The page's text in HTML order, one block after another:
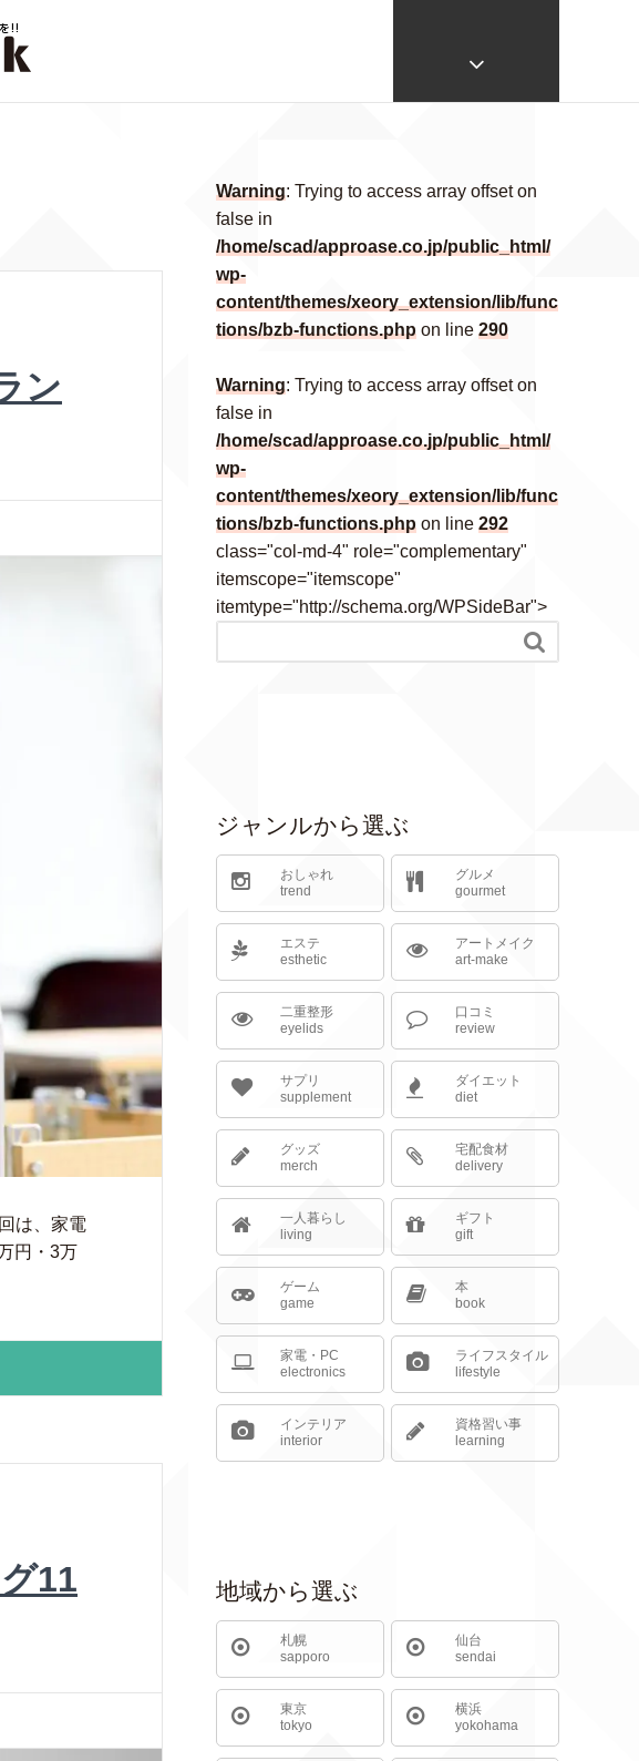
ン
は、家電
円・3万
11
Warning: Trying to access array offset on
false in
/home/scad/approase.co.jp/public_html/
wp-
content/themes/xeory_extension/lib/func
tions/bzb-functions.php on line 290
Warning: Trying to access array offset on
false in
/home/scad/approase.co.jp/public_html/
wp-
content/themes/xeory_extension/lib/func
tions/bzb-functions.php on line 292
class="col-md-4" role="complementary"
itemscope="itemscope"
itemtype="http://schema.org/WPSideBar">

ジャンルから選ぶ
おしゃれ
trend
グルメ
gourmet
エステ
esthetic
アートメイク
art-make
二重整形
eyelids
口コミ
review
サプリ
supplement
ダイエット
diet
グッズ
merch
宅配食材
delivery
一人暮らし
living
ギフト
gift
ゲーム
game
本
book
家電・PC
electronics
ライフスタイル
lifestyle
インテリア
interior
資格習い事
learning
地域から選ぶ
札幌
sapporo
仙台
sendai
東京
tokyo
横浜
yokohama